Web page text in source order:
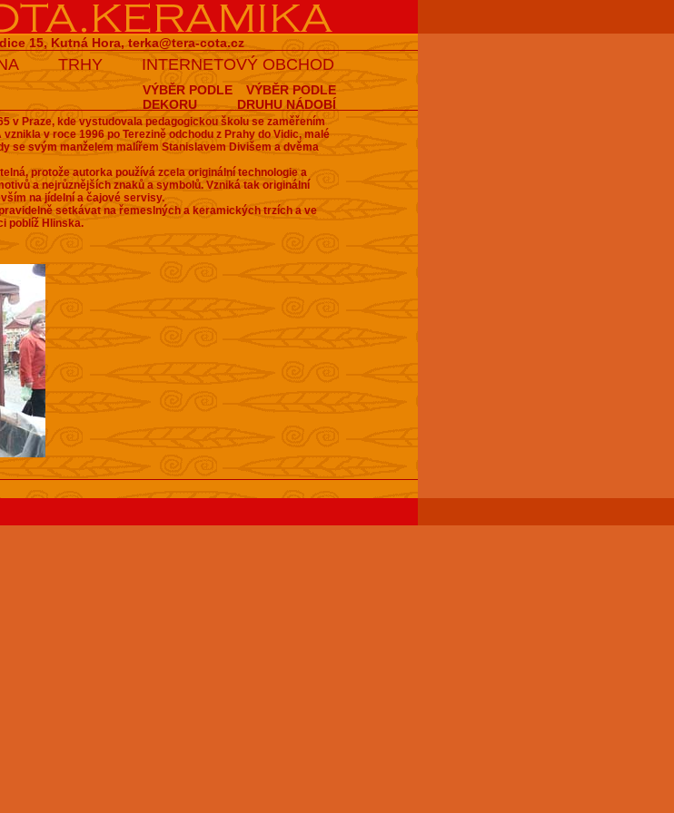
15, Kutná Hora, terka@tera-cota.cz
TRHY INTERNETOVÝ OBCHOD
VÝBĚR PODLE
DRUHU NÁDOBÍ
VÝBĚR PODLE
DEKORU
v Praze, kde vystudovala pedagogickou školu se zaměřením
vznikla v roce 1996 po Terezině odchodu z Prahy do Vidic, malé
se svým manželem malířem Stanislavem Divišem a dvěma
protože autorka používá zcela originální technologie a
a nejrůznějších znaků a symbolů. Vzniká tak originální
na jídelní a čajové servisy.
setkávat na řemeslných a keramických trzích a ve
poblíž Hlinska.